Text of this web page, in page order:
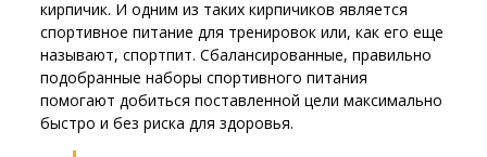
кирпичик. И одним из таких кирпичиков является
спортивное питание для тренировок или, как его еще
называют, спортпит. Сбалансированные, правильно
подобранные наборы спортивного питания
помогают добиться поставленной цели максимально
быстро и без риска для здоровья.